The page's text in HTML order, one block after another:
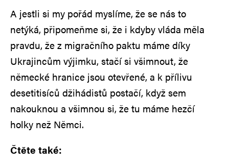
A jestli si my pořád myslíme, že se nás to
netýká, připomeňme si, že i kdyby vláda měla
pravdu, že z migračního paktu máme díky
Ukrajincům výjimku, stačí si všimnout, že
německé hranice jsou otevřené, a k přílivu
desetitisíců džihádistů postačí, když sem
nakouknou a všimnou si, že tu máme hezčí
holky než Němci.
Čtěte také: